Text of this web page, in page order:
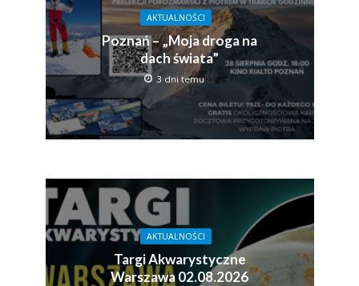
AKTUALNOŚCI
Poznań – „Moja droga na
dach świata”
3 dni temu
AKTUALNOŚCI
Targi Akwarystyczne
Warszawa 02.08.2026